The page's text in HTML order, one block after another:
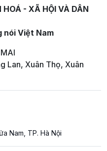
HOÁ - XÃ HỘI VÀ DÂN
nói Việt Nam
Lan, Xuân Thọ, Xuân
Nam, TP. Hà Nội